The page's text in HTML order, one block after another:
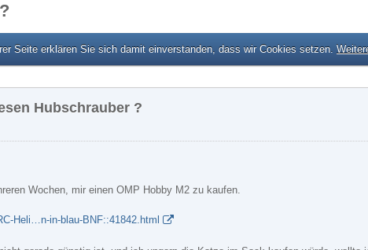
Seite erklären Sie sich damit einverstanden, dass wir Cookies setzen.
Hubschrauber ?
Wochen, mir einen OMP Hobby M2 zu kaufen.
Heli…n-in-blau-BNF::41842.html